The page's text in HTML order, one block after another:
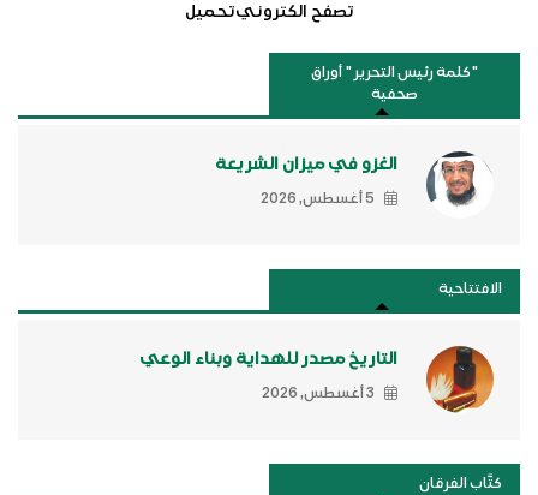
تصفح الكترونيتحميل
"كلمة رئيس التحرير " أوراق
صحفية
الغزو في ميزان الشريعة
5 أغسطس, 2026
الافتتاحية
التاريخ مصدر للهداية وبناء الوعي
3 أغسطس, 2026
كتَّاب الفرقان